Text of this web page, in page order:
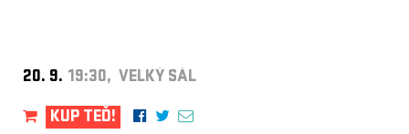
20. 9. 19:30, VELKÝ SÁL
KUP TEĎ!